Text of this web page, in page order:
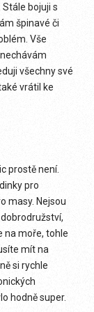
bojuji s
špinavé či
Vše
všechny své
vrátil ke
prostě není.
pro
masy. Nejsou
na moře, tohle
mít na
si rychle
hodně super.